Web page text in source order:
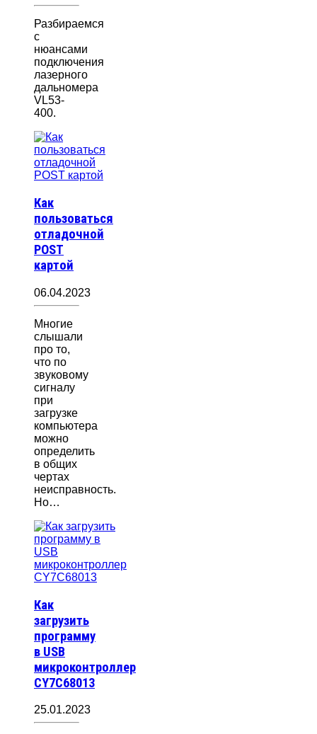
Разбираемся
с
нюансами
подключения
лазерного
дальномера
VL53-
400.
Как
пользоваться
отладочной
POST
картой
06.04.2023
Многие
слышали
про то,
что по
звуковому
сигналу
при
загрузке
компьютера
можно
определить
в общих
чертах
неисправность.
Но…
Как
загрузить
программу
в USB
микроконтроллер
CY7C68013
25.01.2023